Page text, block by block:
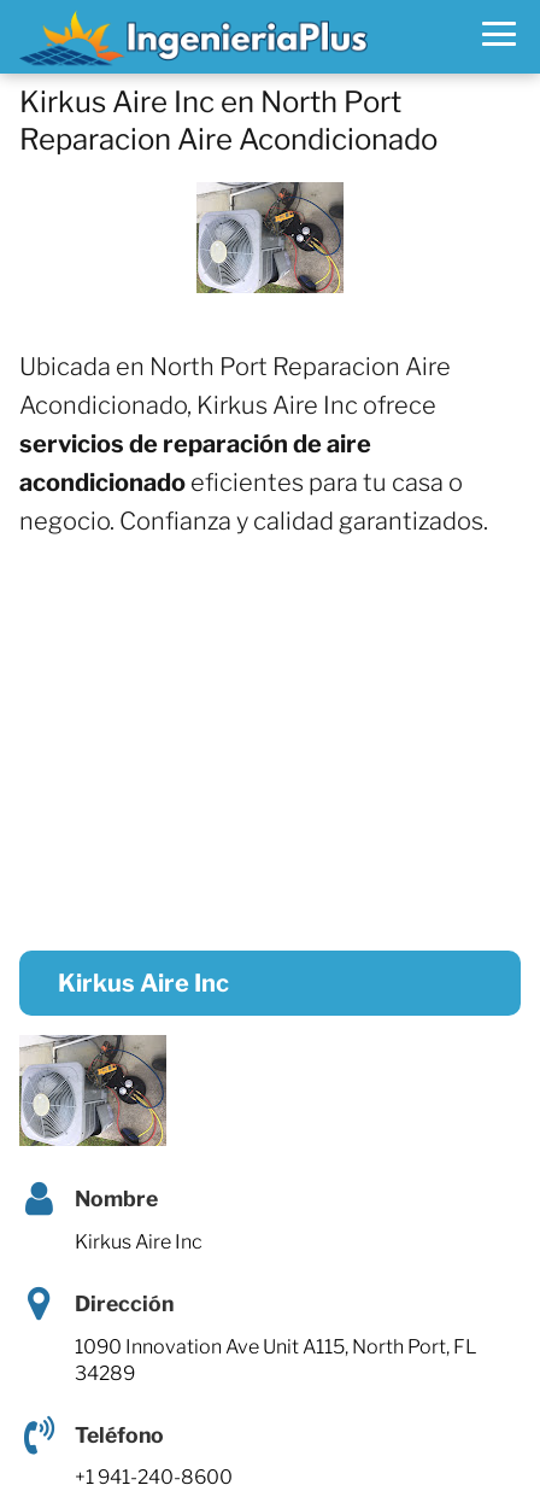
Kirkus Aire Inc en North Port
Reparacion Aire Acondicionado
Ubicada en North Port Reparacion Aire
Acondicionado, Kirkus Aire Inc ofrece
servicios de reparación de aire
acondicionado eficientes para tu casa o
negocio. Confianza y calidad garantizados.
Kirkus Aire Inc
Nombre
Kirkus Aire Inc
Dirección
1090 Innovation Ave Unit A115, North Port, FL
34289
Teléfono
+1 941-240-8600